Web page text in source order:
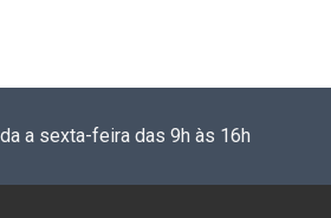
a sexta-feira das 9h às 16h